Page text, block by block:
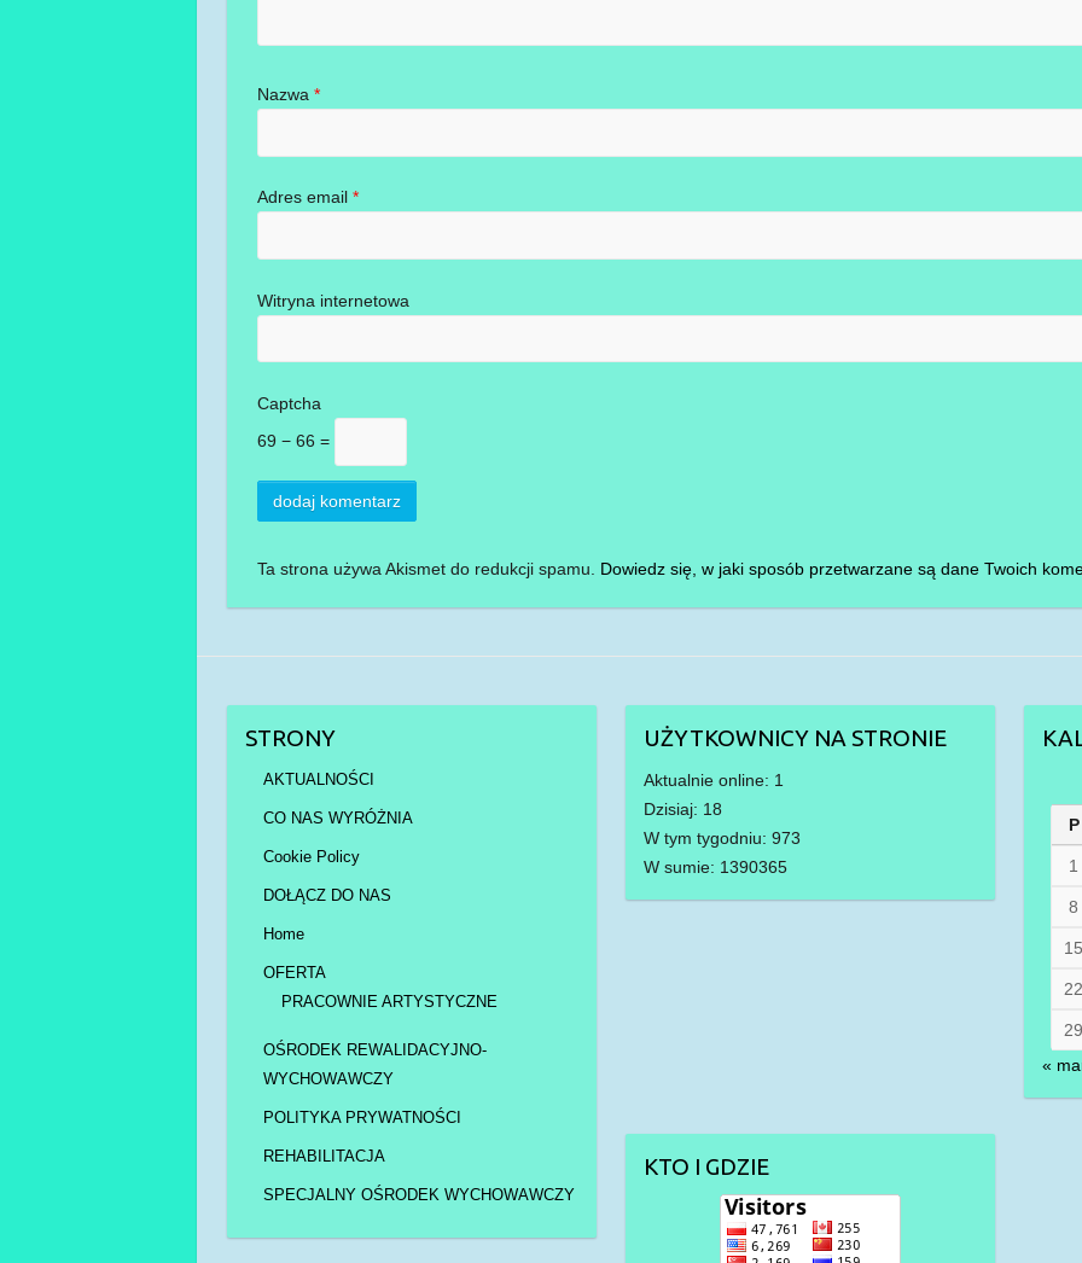
Nazwa *
Adres email *
Witryna internetowa
Captcha
69 − 66 =
Ta strona używa Akismet do redukcji spamu. Dowiedz się, w jaki sposób przetwarzane są dane Twoich
STRONY
AKTUALNOŚCI
CO NAS WYRÓŻNIA
Cookie Policy
DOŁĄCZ DO NAS
Home
OFERTA
PRACOWNIE ARTYSTYCZNE
OŚRODEK REWALIDACYJNO-
WYCHOWAWCZY
POLITYKA PRYWATNOŚCI
REHABILITACJA
SPECJALNY OŚRODEK WYCHOWAWCZY
UŻYTKOWNICY NA STRONIE
Aktualnie online: 1
Dzisiaj: 18
W tym tygodniu: 973
W sumie: 1390365
P
1
8
15
22
29
«
KTO I GDZIE